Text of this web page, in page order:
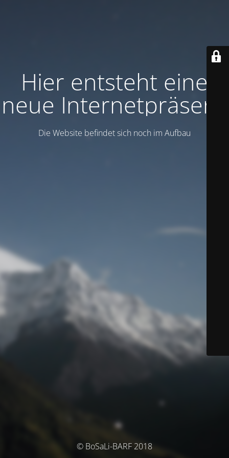
Hier entsteht eine
neue Internetpräsenz
Die Website befindet sich noch im Aufbau
© BoSaLi-BARF 2018